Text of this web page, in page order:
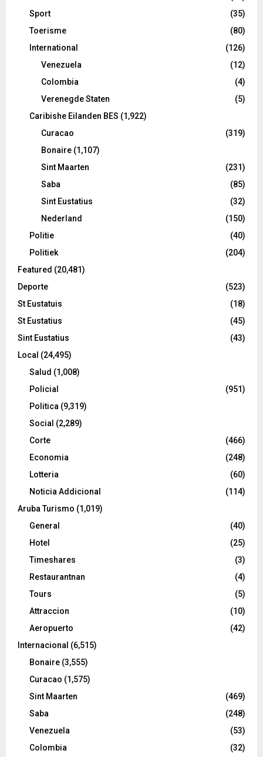
Sport
(35)
Toerisme
(80)
International
(126)
Venezuela
(12)
Colombia
(4)
Verenegde Staten
(5)
Caribishe Eilanden BES (1,922)
Curacao
(319)
Bonaire (1,107)
Sint Maarten
(231)
Saba
(85)
Sint Eustatius
(32)
Nederland
(150)
Politie
(40)
Politiek
(204)
Featured (20,481)
Deporte
(523)
St Eustatuis
(18)
St Eustatius
(45)
Sint Eustatius
(43)
Local (24,495)
Salud (1,008)
Policial
(951)
Politica (9,319)
Social (2,289)
Corte
(466)
Economia
(248)
Lotteria
(60)
Noticia Addicional
(114)
Aruba Turismo (1,019)
General
(40)
Hotel
(25)
Timeshares
(3)
Restaurantnan
(4)
Tours
(5)
Attraccion
(10)
Aeropuerto
(42)
Internacional (6,515)
Bonaire (3,555)
Curacao (1,575)
Sint Maarten
(469)
Saba
(248)
Venezuela
(53)
Colombia
(32)